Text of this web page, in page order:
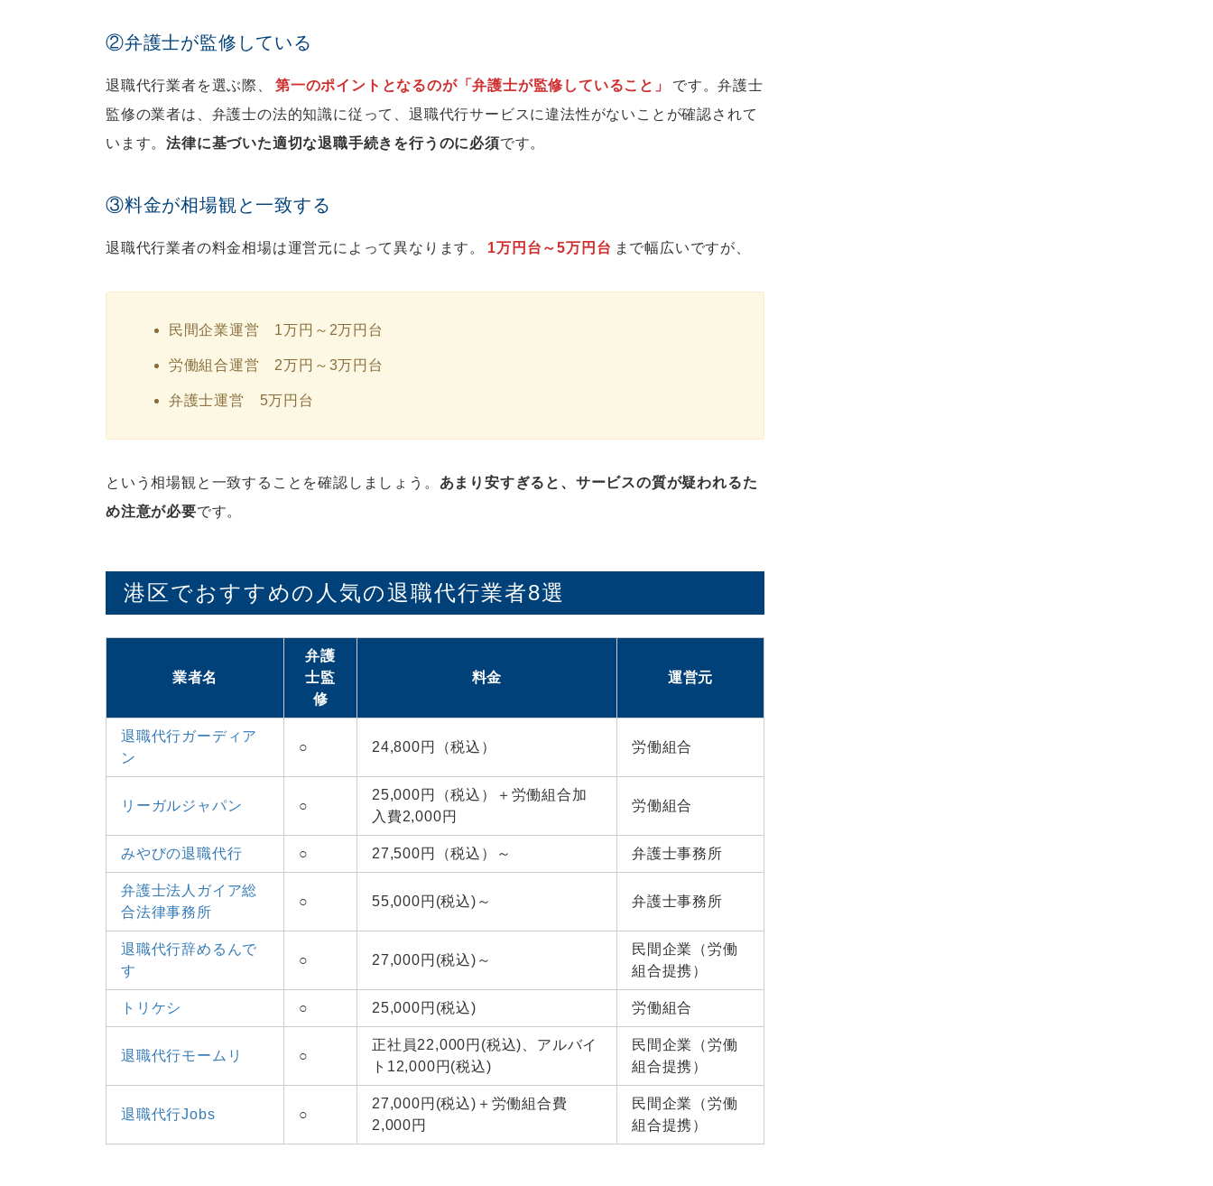
②弁護士が監修している
退職代行業者を選ぶ際、 第一のポイントとなるのが「弁護士が監修していること」
です。弁護士
監修の業者は、弁護士の法的知識に従って、退職代行サービスに違法性がないことが確認されて
います。法律に基づいた適切な退職手続きを行うのに必須です。
③料金が相場観と一致する
退職代行業者の料金相場は運営元によって異なります。 1万円台～5万円台 まで幅広いですが、
民間企業運営 1万円～2万円台
労働組合運営 2万円～3万円台
弁護士運営 5万円台
という相場観と一致することを確認しましょう。 あまり安すぎると、サービスの質が疑われるた
め注意が必要です。
港区でおすすめの人気の退職代行業者8選
業者名
弁護
士監
修
料金 運営元
退職代行ガーディア
ン
○ 24,800円（税込） 労働組合
リーガルジャパン ○
25,000円（税込）＋労働組合加
入費2,000円
労働組合
みやびの退職代行 ○ 27,500円（税込）～ 弁護士事務所
弁護士法人ガイア総
合法律事務所
○ 55,000円(税込)～ 弁護士事務所
退職代行辞めるんで
す
○ 27,000円(税込)～
民間企業（労働
組合提携）
トリケシ ○ 25,000円(税込) 労働組合
退職代行モームリ ○
正社員22,000円(税込)、アルバイ
ト12,000円(税込)
民間企業（労働
組合提携）
退職代行Jobs ○
27,000円(税込)＋労働組合費
2,000円
民間企業（労働
組合提携）